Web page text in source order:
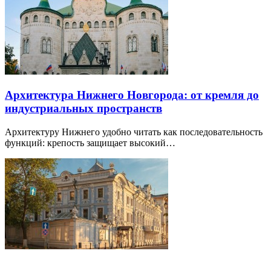
Архитектура Нижнего Новгорода: от кремля до
индустриальных пространств
Архитектуру Нижнего удобно читать как последовательность
функций: крепость защищает высокий…